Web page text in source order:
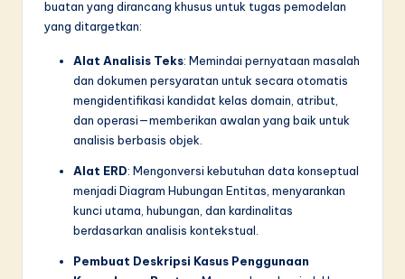
buatan yang dirancang khusus untuk tugas pemodelan
yang ditargetkan:
Alat Analisis Teks: Memindai pernyataan masalah
dan dokumen persyaratan untuk secara otomatis
mengidentifikasi kandidat kelas domain, atribut,
dan operasi—memberikan awalan yang baik untuk
analisis berbasis objek.
Alat ERD: Mengonversi kebutuhan data konseptual
menjadi Diagram Hubungan Entitas, menyarankan
kunci utama, hubungan, dan kardinalitas
berdasarkan analisis kontekstual.
Pembuat Deskripsi Kasus Penggunaan